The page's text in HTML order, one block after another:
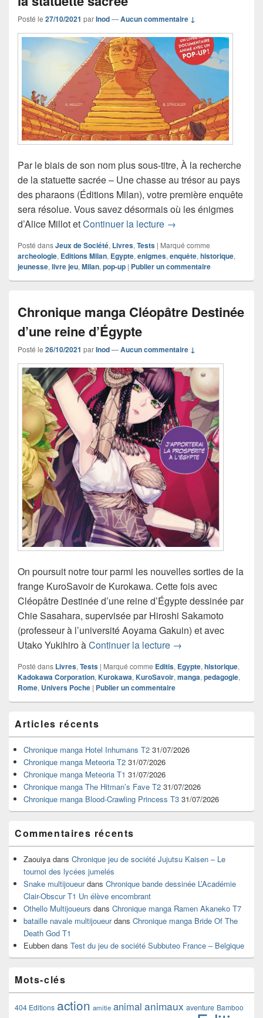
Posté le 27/10/2021 parInod—Aucun commentaire ↓
Par le biais de son nom plus sous-titre, À la recherche
de la statuette sacrée – Une chasse au trésor au pays
des pharaons (Éditions Milan), votre première enquête
sera résolue. Vous savez désormais où les énigmes
d’Alice Millot etContinuer la lecture Chronique livre jeu À
→
Posté dansJeux de Société, Livres, Tests | Marqué comme
archeologie, Editions Milan, Egypte, enigmes, enquête, historique,
jeunesse, livre jeu, Milan, pop-up | Publier un commentaire
Chronique manga Cléopâtre Destinée
d’une reine d’Égypte
Posté le 26/10/2021 parInod—Aucun commentaire ↓
On poursuit notre tour parmi les nouvelles sorties de la
frange KuroSavoir de Kurokawa. Cette fois avec
Cléopâtre Destinée d’une reine d’Égypte dessinée par
Chie Sasahara, supervisée par Hiroshi Sakamoto
(professeur à l’université Aoyama Gakuin) et avec
Utako Yukihiro àContinuer la lecture Chronique manga
→
Posté dans Livres, Tests | Marqué comme Editis, Egypte, historique,
Kadokawa Corporation, Kurokawa, KuroSavoir, manga, pedagogie,
Rome, Univers Poche | Publier un commentaire
principale
de
widget
pour
barre
latérale
Articles récents
Chronique manga Hotel Inhumans T2 31/07/2026
Chronique manga Meteoria T2 31/07/2026
Chronique manga Meteoria T1 31/07/2026
Chronique manga The Hitman’s Fave T2 31/07/2026
Chronique manga Blood-Crawling Princess T3 31/07/2026
Commentaires récents
Zaouiya dans Chronique jeu de société Jujutsu Kaisen – Le
tournoi des lycées jumelés
Snake multijoueurdans Chronique bande dessinée L’Académie
Clair-Obscur T1 Un élève encombrant
Othello Multijoueurs dans Chronique manga Ramen Akaneko T7
bataille navale multijoueurdans Chronique manga Bride Of The
Death God T1
Eubben dans Test du jeu de société Subbuteo France – Belgique
Mots-clés
404 Editions action amitie animal animaux aventure Bamboo